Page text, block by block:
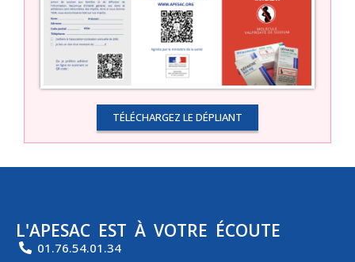
TÉLÉCHARGEZ LE DÉPLIANT
L'APESAC EST À VOTRE ÉCOUTE
01.76.54.01.34